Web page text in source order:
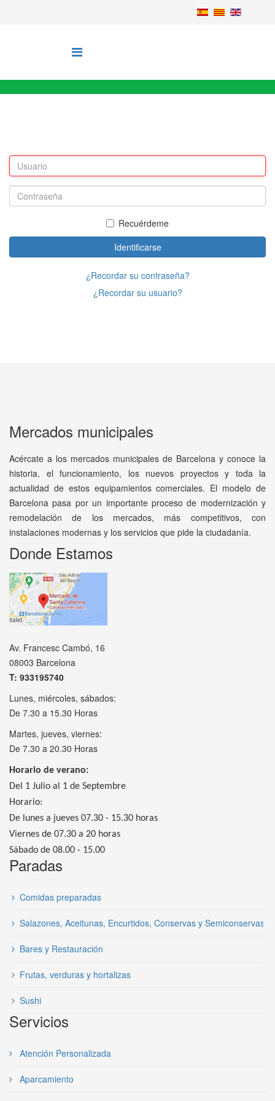
Recuérdeme
Identificarse
¿Recordar su contraseña?
¿Recordar su usuario?
Mercados municipales
Acércate a los mercados municipales de Barcelona y conoce la
historia, el funcionamiento, los nuevos proyectos y toda la
actualidad de estos equipamientos comerciales. El modelo de
Barcelona pasa por un importante proceso de modernización y
remodelación de los mercados, más competitivos, con
instalaciones modernas y los servicios que pide la ciudadanía.
Donde Estamos
Av. Francesc Cambó, 16
08003 Barcelona
T: 933195740
Lunes, miércoles, sábados:
De 7.30 a 15.30 Horas
Martes, jueves, viernes:
De 7.30 a 20.30 Horas
Horario de verano:
Del 1 Julio al 1 de Septembre
Horario:
De lunes a jueves 07.30 - 15.30 horas
Viernes de 07.30 a 20 horas
Sábado de 08.00 - 15.00
Paradas
Comidas preparadas
Salazones, Aceitunas, Encurtidos, Conservas y Semiconservas
Bares y Restauración
Frutas, verduras y hortalizas
Sushi
Servicios
Atención Personalizada
Aparcamiento